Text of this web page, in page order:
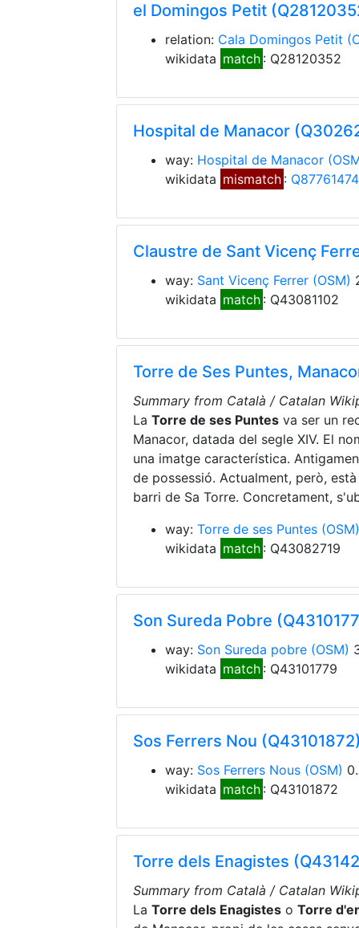
el Domingos Petit
relation: Cala Domingos Petit
wikidata match : Q28120352
Hospital de Manacor
way: Hospital de Manacor
wikidata mismatch : Q87761474
Claustre de Sant Vicenç
way: Sant Vicenç Ferrer (OSM)
wikidata match : Q43081102
Torre de Ses Puntes,
Summary from Català / Catalan
La Torre de ses Puntes va ser un
Manacor, datada del segle XIV. El
una imatge característica.
de possessió. Actualment, però,
barri de Sa Torre. Concretament,
way: Torre de ses Puntes (OSM)
wikidata match : Q43082719
Son Sureda Pobre
way: Son Sureda pobre (OSM)
wikidata match : Q43101779
Sos Ferrers Nou
way: Sos Ferrers Nous (OSM)
wikidata match : Q43101872
Torre dels Enagistes
Summary from Català / Catalan
La Torre dels Enagistes o Torre